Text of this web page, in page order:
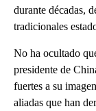
durante décadas,
tradicionales
No ha ocultado
presidente de
fuertes a su
aliadas que han